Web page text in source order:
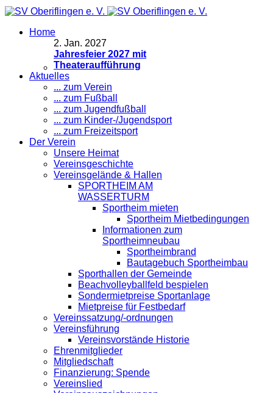
Home
2. Jan. 2027
Jahresfeier 2027 mit
Theateraufführung
Aktuelles
... zum Verein
... zum Fußball
... zum Jugendfußball
... zum Kinder-/Jugendsport
... zum Freizeitsport
Der Verein
Unsere Heimat
Vereinsgeschichte
Vereinsgelände & Hallen
SPORTHEIM AM
WASSERTURM
Sportheim mieten
Sportheim Mietbedingungen
Informationen zum
Sportheimneubau
Sportheimbrand
Bautagebuch Sportheimbau
Sporthallen der Gemeinde
Beachvolleyballfeld bespielen
Sondermietpreise Sportanlage
Mietpreise für Festbedarf
Vereinssatzung/-ordnungen
Vereinsführung
Vereinsvorstände Historie
Ehrenmitglieder
Mitgliedschaft
Finanzierung: Spende
Vereinslied